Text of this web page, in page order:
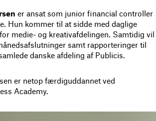
er ansat som junior financial controller
Hun kommer til at sidde med daglige
medie- og kreativafdelingen. Samtidig vil
samt rapporteringer til
danske afdeling af Publicis.
er netop færdiguddannet ved
Academy.